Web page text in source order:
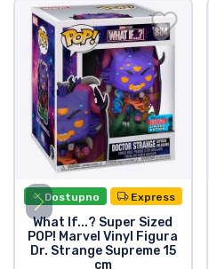
Dostupno Express
What If...? Super Sized
POP! Marvel Vinyl Figura
Dr. Strange Supreme 15
cm